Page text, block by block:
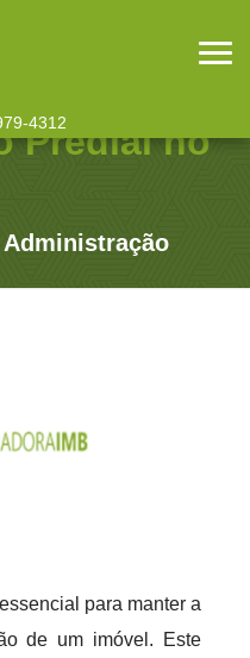
4312
Predial no
Administração
para manter a
de um imóvel. Este